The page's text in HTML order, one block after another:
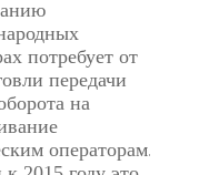
потребует от
передачи
на
операторам.